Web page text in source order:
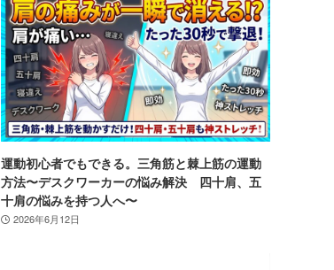
運動初心者でもできる。三角筋と棘上筋の運動
方法〜デスクワーカーの悩み解決 四十肩、五
十肩の悩みを持つ人へ〜
2026年6月12日